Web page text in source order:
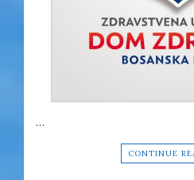
…
CONTINUE